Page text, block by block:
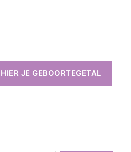
JE GEBOORTEGETAL